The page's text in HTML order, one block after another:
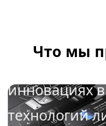
инновациях
технологий
Что мы